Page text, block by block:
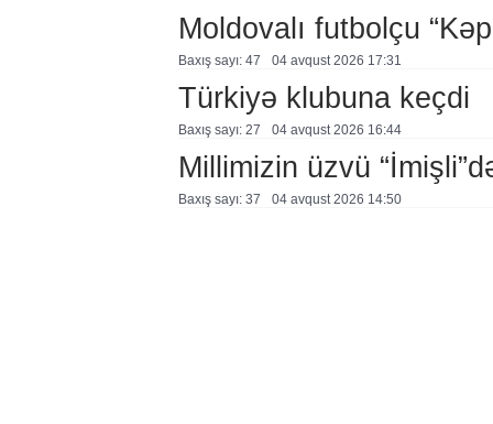
Moldovalı futbolçu
Baxış sayı: 47 04 avqust 2026 17:31
Türkiyə klubuna keçdi
Baxış sayı: 27 04 avqust 2026 16:44
Millimizin üzvü
Baxış sayı: 37 04 avqust 2026 14:50